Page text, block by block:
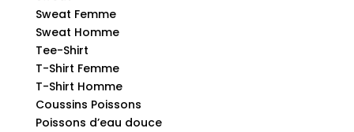
Sweat Femme
Sweat Homme
Tee-Shirt
T-Shirt Femme
T-Shirt Homme
Coussins Poissons
Poissons d’eau douce